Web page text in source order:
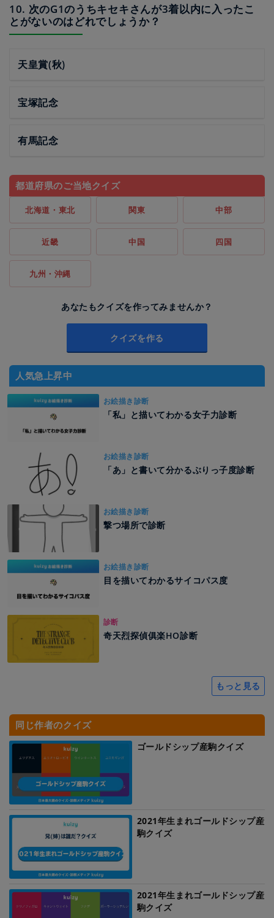
10. 次のG1のうちキセキさんが3着以内に入ったこ
とがないのはどれでしょうか？
天皇賞(秋)
宝塚記念
有馬記念
都道府県のご当地クイズ
北海道・東北 関東 中部
近畿 中国 四国
九州・沖縄
あなたもクイズを作ってみませんか？
クイズを作る
人気急上昇中
お絵描き診断
「私」と描いてわかる女子力診断
お絵描き診断
「あ」と書いて分かるぶりっ子度診断
お絵描き診断
撃つ場所で診断
お絵描き診断
目を描いてわかるサイコパス度
診断
奇天烈探偵俱楽HO診断
もっと見る
同じ作者のクイズ
ゴールドシップ産駒クイズ
2021年生まれゴールドシップ産
駒クイズ
2021年生まれゴールドシップ産
駒クイズ